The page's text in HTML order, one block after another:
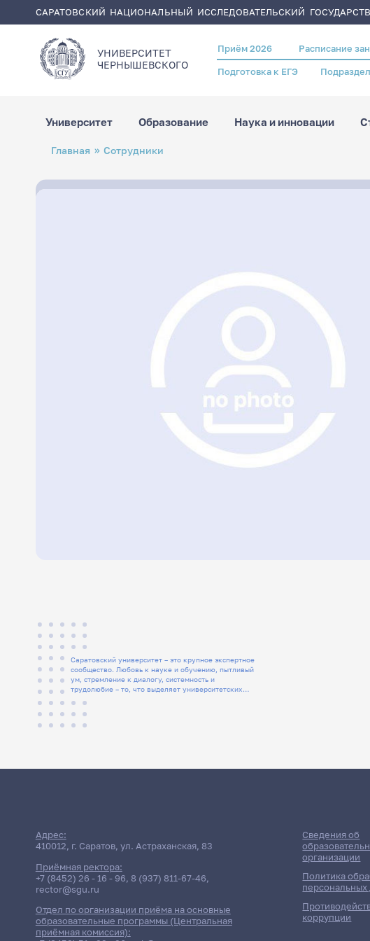
САРАТОВСКИЙ НАЦИОНАЛЬНЫЙ ИССЛЕДОВАТЕЛЬСКИЙ
УНИВЕРСИТЕТ
ЧЕРНЫШЕВСКОГO
Header
menu
Приём 2026 Расписание
Подготовка к ЕГЭ
Университет Образование Наука и инновации
Строка
навигации
Главная Сотрудники
Саратовский университет – это крупное экспертное
сообщество. Любовь к науке и обучению, пытливый
ум, стремление к диалогу, системность и
трудолюбие – то, что выделяет университетских
Адрес:
410012, г. Саратов, ул. Астраханская, 83
Приёмная ректора:
+7 (8452) 26 - 16 - 96, 8 (937) 811-67-46,
rector@sgu.ru
Отдел по организации приёма на основные
образовательные программы (Центральная
приёмная комиссия):
Сведения об
организации
Политика
персональных
коррупции